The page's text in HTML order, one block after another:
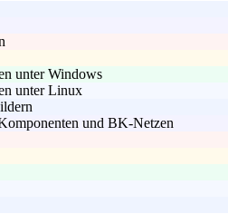
unter Windows
unter Linux
und BK-Netzen